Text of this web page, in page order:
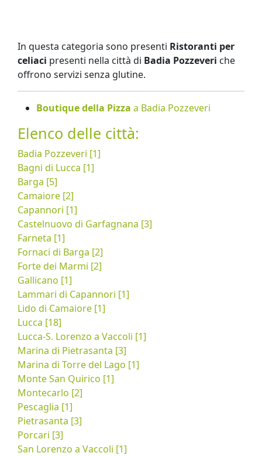
In questa categoria sono presenti Ristoranti per
celiaci presenti nella città di Badia Pozzeveri che
offrono servizi senza glutine.
Boutique della Pizza a Badia Pozzeveri
Elenco delle città:
Badia Pozzeveri [1]
Bagni di Lucca [1]
Barga [5]
Camaiore [2]
Capannori [1]
Castelnuovo di Garfagnana [3]
Farneta [1]
Fornaci di Barga [2]
Forte dei Marmi [2]
Gallicano [1]
Lammari di Capannori [1]
Lido di Camaiore [1]
Lucca [18]
Lucca-S. Lorenzo a Vaccoli [1]
Marina di Pietrasanta [3]
Marina di Torre del Lago [1]
Monte San Quirico [1]
Montecarlo [2]
Pescaglia [1]
Pietrasanta [3]
Porcari [3]
San Lorenzo a Vaccoli [1]